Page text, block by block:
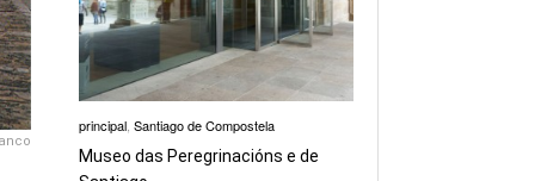
principal Santiago de Compostela
Museo das Peregrinacións e de